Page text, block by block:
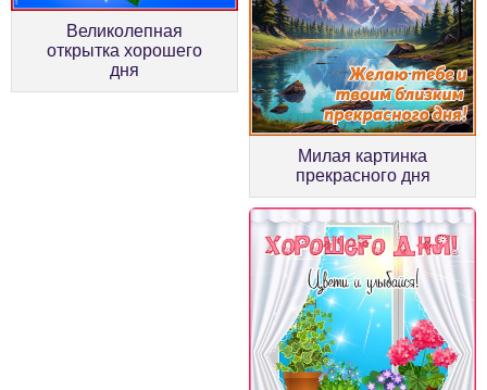
Милая картинка
прекрасного дня
Великолепная
открытка хорошего
дня